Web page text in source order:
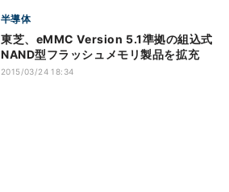
半導体
東芝、eMMC Version 5.1準拠の組込式
NAND型フラッシュメモリ製品を拡充
2015/03/24 18:34